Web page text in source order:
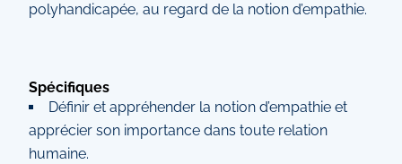
polyhandicapée, au regard de la notion d’empathie.
Spécifiques
Définir et appréhender la notion d’empathie et
apprécier son importance dans toute relation
humaine.